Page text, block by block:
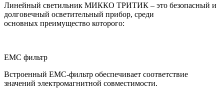
Линейный светильник МИККО ТРИТИК – это безопасный и
долговечный осветительный прибор, среди
основных преимущество которого:
ЕМС фильтр
Встроенный ЕМС-фильтр обеспечивает соответствие
значений электромагнитной совместимости.